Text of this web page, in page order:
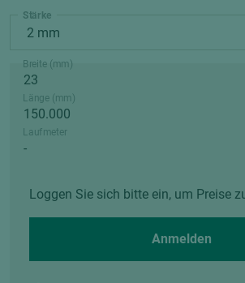
Stärke
Breite (mm)
Länge (mm)
Laufmeter
Loggen Sie sich bitte ein, um Preise
Anmelden